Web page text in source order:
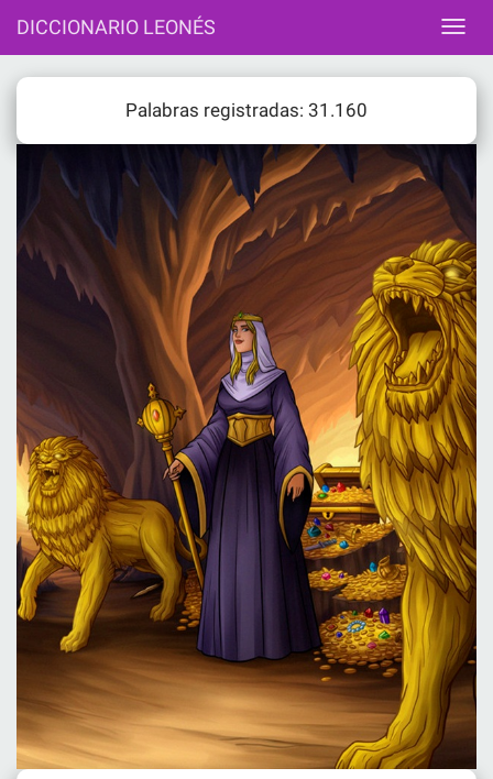
DICCIONARIO LEONÉS
Palabras registradas: 31.160